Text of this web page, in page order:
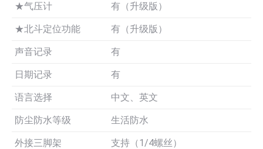
★气压计 有（升级版）
★北斗定位功能 有（升级版）
声音记录 有
日期记录 有
语言选择 中文、英文
防尘防水等级 生活防水
外接三脚架 支持（1/4螺丝）